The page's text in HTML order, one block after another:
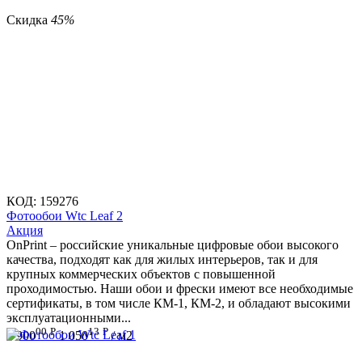
Скидка 45%
КОД: 159276
Фотообои Wtc Leaf 2
Aкция
OnPrint – российские уникальные цифровые обои высокого
качества, подходят как для жилых интерьеров, так и для
крупных коммерческих объектов с повышенной
проходимостью. Наши обои и фрески имеют все необходимые
сертификаты, в том числе КМ-1, КМ-2, и обладают высокими
эксплуатационными...
1 90000 Р 1 05013 Р / м2